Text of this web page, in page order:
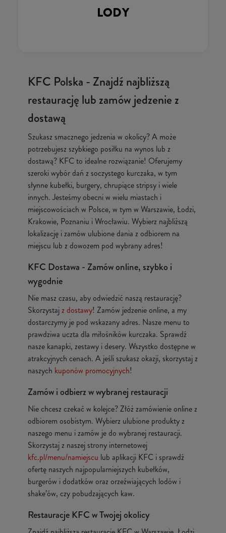
LODY
KFC Polska - Znajdź najbliższą
restaurację lub zamów jedzenie z
dostawą
Szukasz smacznego jedzenia w okolicy? A może
potrzebujesz szybkiego posiłku na wynos lub z
dostawą? KFC to idealne rozwiązanie! Oferujemy
szeroki wybór dań z soczystego kurczaka, w tym
słynne kubełki, burgery, chrupiące stripsy i wiele
innych. Jesteśmy obecni w wielu miastach i
miejscowościach w Polsce, w tym w Warszawie, Łodzi,
Krakowie, Poznaniu i Wrocławiu. Wybierz najbliższą
lokalizację i zamów ulubione dania z odbiorem na
miejscu lub z dowozem pod wybrany adres!
KFC Dostawa - Zamów online, szybko i
wygodnie
Nie masz czasu, aby odwiedzić naszą restaurację?
Skorzystajz dostawy! Zamów jedzenie online, a my
dostarczymy je pod wskazany adres. Nasze menu to
prawdziwa uczta dla miłośników kurczaka. Sprawdź
nasze kanapki, zestawy i desery. Wszystko dostępne w
atrakcyjnych cenach. A jeśli szukasz okazji, skorzystaj z
naszych kuponów promocyjnych!
Zamów i odbierz w wybranej restauracji
Nie chcesz czekać w kolejce? Złóż zamówienie online z
odbiorem osobistym. Wybierz ulubione produkty z
naszego menu i zamów je do wybranej restauracji.
Skorzystaj z naszej strony internetowej
kfc.pl/menu/namiejscu lub aplikacji KFC i sprawdź
ofertę naszych najpopularniejszych kubełków,
burgerów i dodatków oraz orzeźwiających lodów i
shake’ów, czy pobudzających kaw.
Restauracje KFC w Twojej okolicy